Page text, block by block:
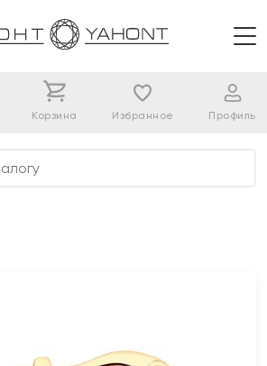
Корзина Избранное Профиль